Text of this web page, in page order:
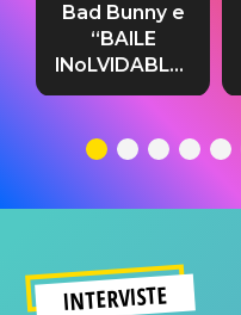
Bad Bunny e
“BAILE
INoLVIDABLE”:
testo,
significato
INTERVISTE